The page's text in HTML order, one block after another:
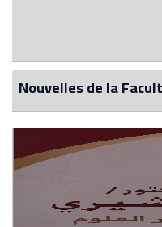
Nouvelles de la